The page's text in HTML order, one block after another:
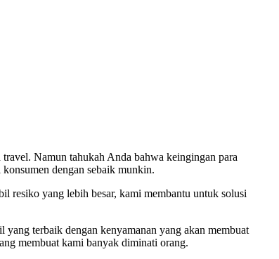
Namun tahukah Anda bahwa keingingan para
dengan sebaik munkin.
resiko yang lebih besar, kami membantu untuk solusi
yang terbaik dengan kenyamanan yang akan membuat
membuat kami banyak diminati orang.